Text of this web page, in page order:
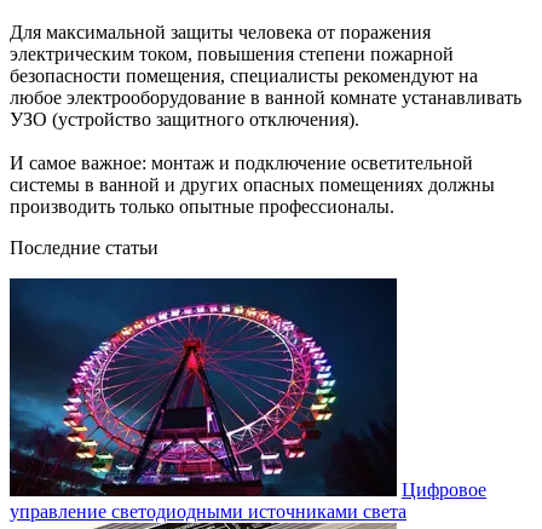
Для максимальной защиты человека от поражения
электрическим током, повышения степени пожарной
безопасности помещения, специалисты рекомендуют на
любое электрооборудование в ванной комнате устанавливать
УЗО (устройство защитного отключения).
И самое важное: монтаж и подключение осветительной
системы в ванной и других опасных помещениях должны
производить только опытные профессионалы.
Последние статьи
Цифровое
управление светодиодными источниками света